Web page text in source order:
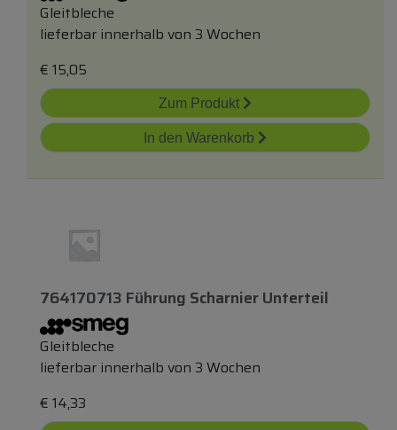
Gleitbleche
lieferbar innerhalb von 3 Wochen
€ 15,05
Zum Produkt
In den Warenkorb
764170713 Führung Scharnier Unterteil
Gleitbleche
lieferbar innerhalb von 3 Wochen
€ 14,33